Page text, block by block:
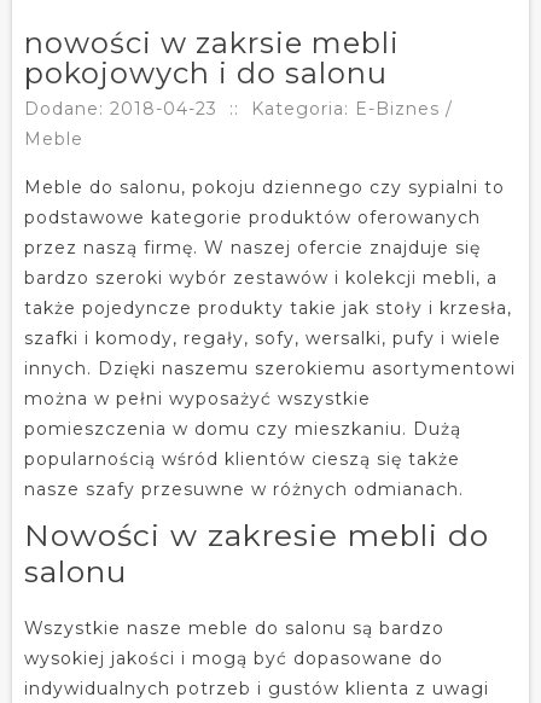
nowości w zakrsie mebli
pokojowych i do salonu
Dodane: 2018-04-23 ::
Kategoria: E-Biznes /
Meble
Meble do salonu, pokoju dziennego czy sypialni to
podstawowe kategorie produktów oferowanych
przez naszą firmę. W naszej ofercie znajduje się
bardzo szeroki wybór zestawów i kolekcji mebli, a
także pojedyncze produkty takie jak stoły i krzesła,
szafki i komody, regały, sofy, wersalki, pufy i wiele
innych. Dzięki naszemu szerokiemu asortymentowi
można w pełni wyposażyć wszystkie
pomieszczenia w domu czy mieszkaniu. Dużą
popularnością wśród klientów cieszą się także
nasze szafy przesuwne w różnych odmianach.
Nowości w zakresie mebli do
salonu
Wszystkie nasze meble do salonu są bardzo
wysokiej jakości i mogą być dopasowane do
indywidualnych potrzeb i gustów klienta z uwagi